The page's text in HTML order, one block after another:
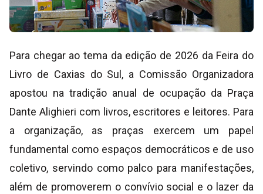
Para chegar ao tema da edição de 2026 da Feira do
Livro de Caxias do Sul, a Comissão Organizadora
apostou na tradição anual de ocupação da Praça
Dante Alighieri com livros, escritores e leitores. Para
a organização, as praças exercem um papel
fundamental como espaços democráticos e de uso
coletivo, servindo como palco para manifestações,
além de promoverem o convívio social e o lazer da